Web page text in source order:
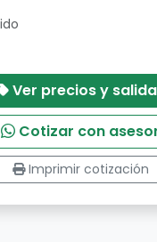
Ver precios y
Cotizar con
Imprimir cotización